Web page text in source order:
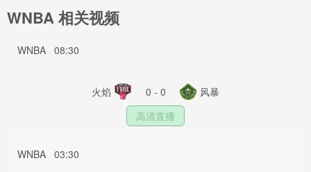
WNBA 相关视频
WNBA 08:30
火焰 0 - 0
风暴
高清直播
WNBA 03:30